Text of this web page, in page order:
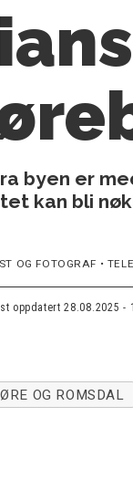
byen er
kan bli
OG FOTOGRAF •
oppdatert 28.08.2025 -
OG ROMSDAL